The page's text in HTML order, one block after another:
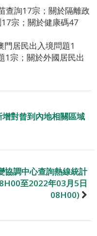
查詢17宗；關於隔離政
宗；關於健康碼47
門居民出入境問題1
1宗；關於外國居民出
對曾到內地相關區域
協調中心查詢熱線統計
至2022年03月5日
08H00)